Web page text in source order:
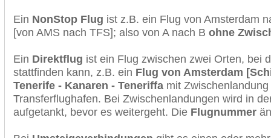
Ein NonStop Flug ist z.B. ein Flug von Amsterdam
[von AMS nach TFS]; also von A nach B ohne
Ein Direktflug ist ein Flug zwischen zwei Orten, bei
stattfinden kann, z.B. ein Flug von Amsterdam
Tenerife - Kanaren - Teneriffa mit
Transferflughafen. Bei Zwischenlandungen wird in
aufgetankt, bevor es weitergeht. Die Flugnummer